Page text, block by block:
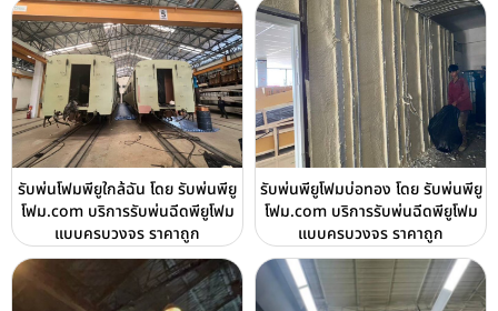
รับพ่นโฟมพียูใกล้ฉัน โดย รับพ่นพียู
โฟม.com บริการรับพ่นฉีดพียูโฟม
แบบครบวงจร ราคาถูก
รับพ่นพียูโฟมบ่อทอง โดย รับพ่นพียู
โฟม.com บริการรับพ่นฉีดพียูโฟม
แบบครบวงจร ราคาถูก